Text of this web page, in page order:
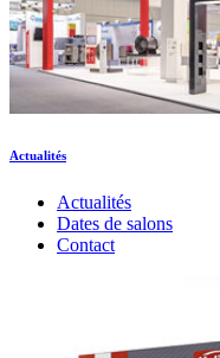
Actualités
Actualités
Dates de salons
Contact